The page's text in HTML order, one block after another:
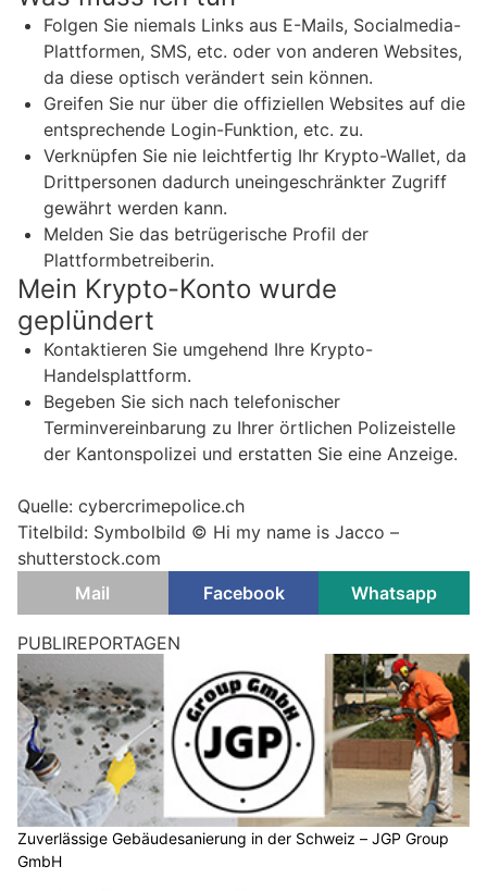
Folgen Sie niemals Links aus E-Mails, Socialmedia-
Plattformen, SMS, etc. oder von anderen Websites,
da diese optisch verändert sein können.
Greifen Sie nur über die offiziellen Websites auf die
entsprechende Login-Funktion, etc. zu.
Verknüpfen Sie nie leichtfertig Ihr Krypto-Wallet, da
Drittpersonen dadurch uneingeschränkter Zugriff
gewährt werden kann.
Melden Sie das betrügerische Profil der
Plattformbetreiberin.
Mein Krypto-Konto wurde
geplündert
Kontaktieren Sie umgehend Ihre Krypto-
Handelsplattform.
Begeben Sie sich nach telefonischer
Terminvereinbarung zu Ihrer örtlichen Polizeistelle
der Kantonspolizei und erstatten Sie eine Anzeige.
Quelle: cybercrimepolice.ch
Titelbild: Symbolbild © Hi my name is Jacco –
shutterstock.com
Mail
Facebook Whatsapp
PUBLIREPORTAGEN
Zuverlässige Gebäudesanierung in der Schweiz – JGP Group
GmbH